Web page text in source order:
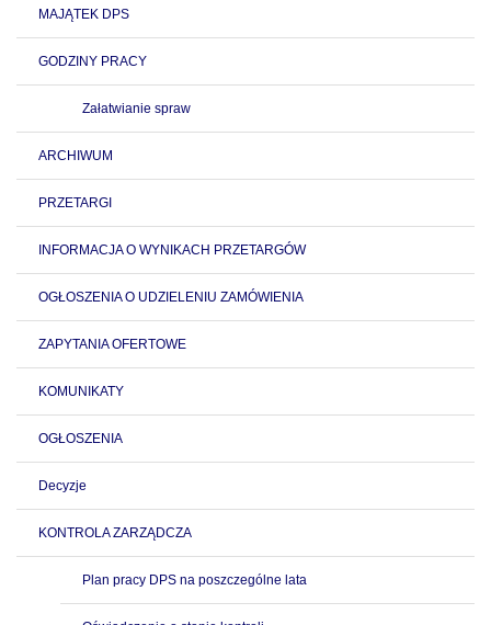
MAJĄTEK DPS
GODZINY PRACY
Załatwianie spraw
ARCHIWUM
PRZETARGI
INFORMACJA O WYNIKACH PRZETARGÓW
OGŁOSZENIA O UDZIELENIU ZAMÓWIENIA
ZAPYTANIA OFERTOWE
KOMUNIKATY
OGŁOSZENIA
Decyzje
KONTROLA ZARZĄDCZA
Plan pracy DPS na poszczególne lata